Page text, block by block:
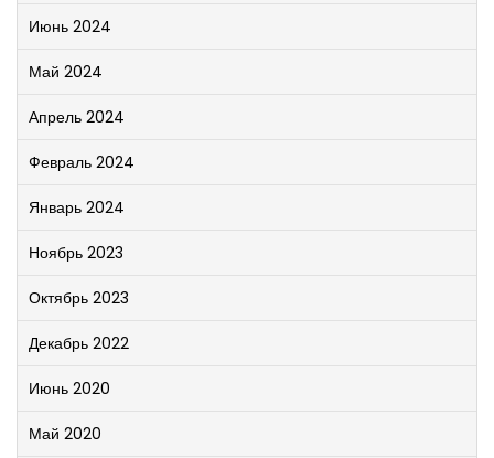
Июнь 2024
Май 2024
Апрель 2024
Февраль 2024
Январь 2024
Ноябрь 2023
Октябрь 2023
Декабрь 2022
Июнь 2020
Май 2020